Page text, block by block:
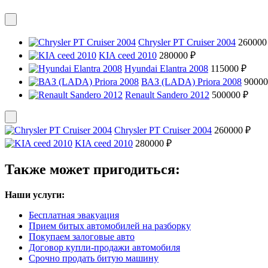
Chrysler PT Cruiser 2004
KIA ceed 2010 280000 ₽
Hyundai Elantra 2008 115000 ₽
ВАЗ (LADA) Priora 2008
Renault Sandero 2012 500000 ₽
Chrysler PT Cruiser 2004 260000 ₽
KIA ceed 2010 280000 ₽
Также может пригодиться:
Наши услуги:
Бесплатная эвакуация
Прием битых автомобилей на разборку
Покупаем залоговые авто
Договор купли-продажи автомобиля
Срочно продать битую машину